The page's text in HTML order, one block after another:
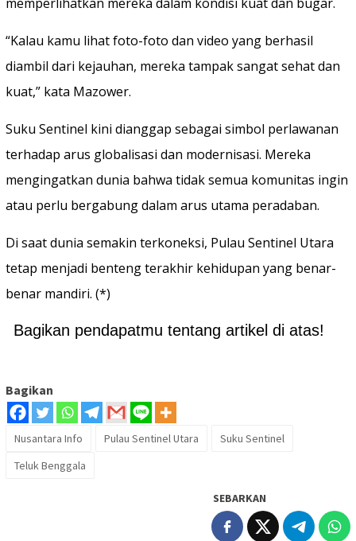
“Kalau kamu lihat foto-foto dan video yang berhasil
diambil dari kejauhan, mereka tampak sangat sehat dan
kuat,” kata Mazower.
Suku Sentinel kini dianggap sebagai simbol perlawanan
terhadap arus globalisasi dan modernisasi. Mereka
mengingatkan dunia bahwa tidak semua komunitas ingin
atau perlu bergabung dalam arus utama peradaban.
Di saat dunia semakin terkoneksi, Pulau Sentinel Utara
tetap menjadi benteng terakhir kehidupan yang benar-
benar mandiri. (*)
Bagikan pendapatmu tentang artikel di atas!
Bagikan
Nusantara Info Pulau Sentinel Utara
Suku Sentinel
Teluk Benggala
SEBARKAN